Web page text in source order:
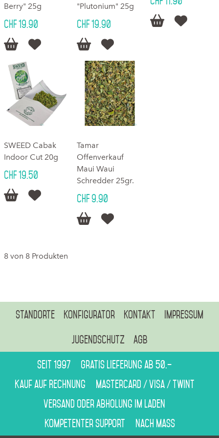
Berry" 25g
CHF 19.90
 
"Plutonium" 25g
CHF 19.90
 
 
SWEED Cabak
Indoor Cut 20g
CHF 19.50
 
Tamar
Offenverkauf
Maui Waui
Schredder 25gr.
CHF 9.90
 
8 von 8 Produkten
Standorte Konfigurator Kontakt Impressum
Jugendschutz AGB
Seit 1997
Gratis Lieferung ab 50.–
Kauf auf Rechnung
Mastercard / Visa / Twint
Versand oder Abholung im Laden
Kompetenter Support
Nach Mass